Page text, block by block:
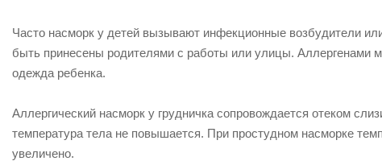
Часто насморк у детей вызывают инфекционные возбудители
быть принесены родителями с работы или улицы. Аллергенами
одежда ребенка.
Аллергический насморк у грудничка сопровождается отеком
температура тела не повышается. При простудном насморке
увеличено.